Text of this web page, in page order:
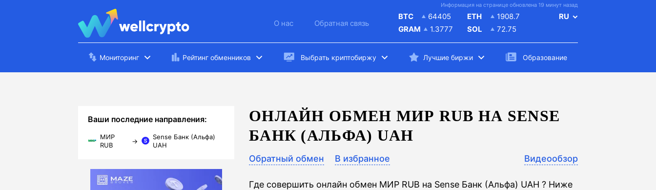
Информация на странице обновлена 19 минут назад
О нас Обратная связь
BTC
64405
GRAM
1.3777
ETH
1908.7
SOL
72.75
RU
Мониторинг Рейтинг обменников Выбрать криптобиржу Лучшие биржи Образование
Ваши последние направления:
МИР
RUB
→
Sense Банк (Альфа)
UAH
ОНЛАЙН ОБМЕН МИР RUB НА SENSE
БАНК (АЛЬФА) UAH
Обратный обмен В избранное Видеообзор
Где совершить онлайн обмен МИР RUB на Sense Банк (Альфа) UAH ? Ниже